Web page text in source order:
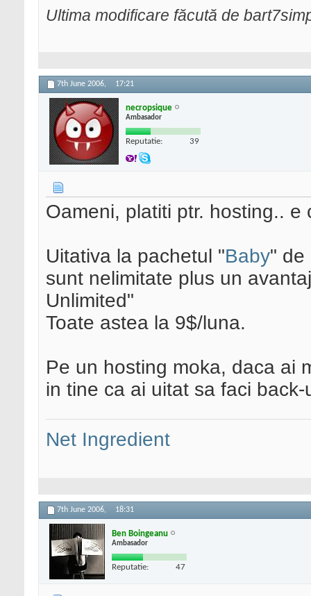
Ultima modificare făcută de
7th June 2006, 17:21
necropsique
Ambasador
Reputatie: 39
Oameni, platiti ptr. hosting..
Uitativa la pachetul "Baby" de
sunt nelimitate plus un
Unlimited"
Toate astea la 9$/luna.
Pe un hosting moka, daca ai
in tine ca ai uitat sa faci
Net Ingredient
7th June 2006, 18:31
Ben Boingeanu
Ambasador
Reputatie: 47